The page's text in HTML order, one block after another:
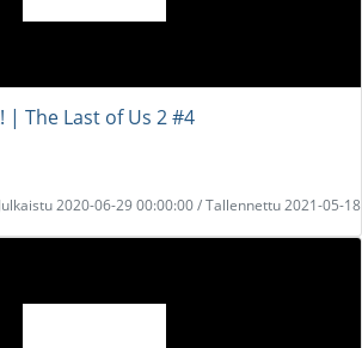
| The Last of Us 2 #4
Julkaistu 2020-06-29 00:00:00 / Tallennettu 2021-05-18